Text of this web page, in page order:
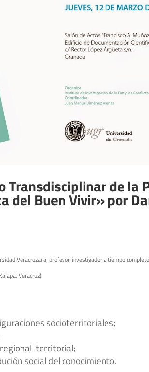
Transdisciplinar de la
del Buen Vivir» por
Veracruzana; profesor-investigador a tiempo
Veracruz).
socioterritoriales;
territorial;
social del conocimiento.